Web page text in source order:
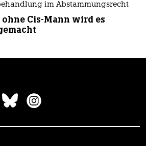
im Abstammungsrecht
Cis-Mann wird es